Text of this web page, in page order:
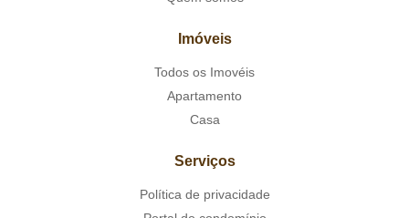
Imóveis
Todos os Imovéis
Apartamento
Casa
Serviços
Política de privacidade